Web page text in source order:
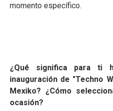
momento específico.
¿Qué significa para ti
inauguración de "Techno
Mexiko? ¿Cómo
ocasión?